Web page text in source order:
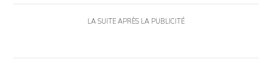
LA SUITE APRÈS LA PUBLICITÉ